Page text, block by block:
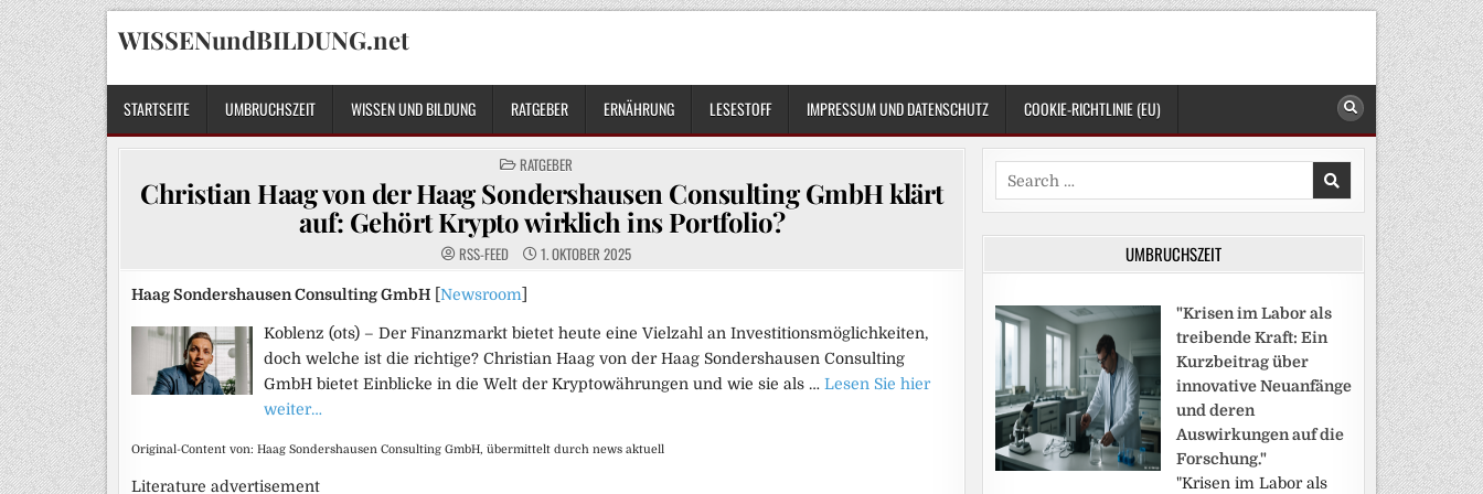
Skip
to
content
WISSENundBILDUNG.net
STARTSEITE UMBRUCHSZEIT WISSEN UND BILDUNG RATGEBER ERNÄHRUNG LESESTOFF IMPRESSUM UND DATENSCHUTZ COOKIE-RICHTLINIE (EU)
POSTED
IN
RATGEBER
Christian Haag von der Haag Sondershausen Consulting GmbH klärt
auf: Gehört Krypto wirklich ins Portfolio?
RSS-FEED 1. OKTOBER 2025
Haag Sondershausen Consulting GmbH Newsroom
Koblenz (ots) – Der Finanzmarkt bietet heute eine Vielzahl an Investitionsmöglichkeiten,
doch welche ist die richtige? Christian Haag von der Haag Sondershausen Consulting
GmbH bietet Einblicke in die Welt der Kryptowährungen und wie sie als … Lesen Sie hier
weiter…
Original-Content von: Haag Sondershausen Consulting GmbH, übermittelt durch news aktuell
Literature advertisement
Search
for:
UMBRUCHSZEIT
"Krisen im Labor als
treibende Kraft: Ein
Kurzbeitrag über
innovative Neuanfänge
und deren
Auswirkungen auf die
Forschung."
"Krisen im Labor als